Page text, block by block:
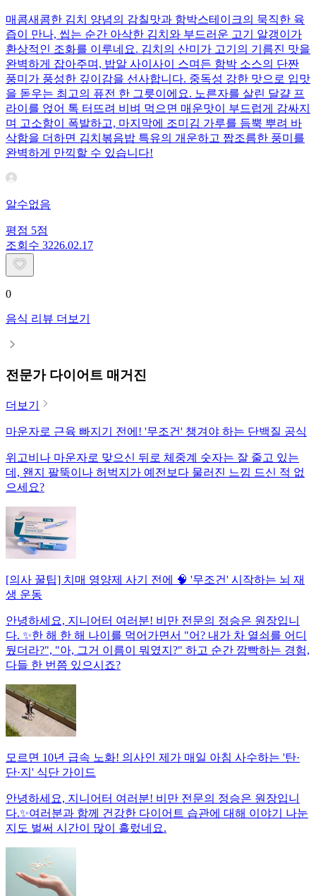
매콤새콤한 김치 양념의 감칠맛과 함박스테이크의 묵직한 육
즙이 만나, 씹는 순간 아삭한 김치와 부드러운 고기 알갱이가
환상적인 조화를 이루네요. 김치의 산미가 고기의 기름진 맛을
완벽하게 잡아주며, 밥알 사이사이 스며든 함박 소스의 단짠
풍미가 풍성한 깊이감을 선사합니다. 중독성 강한 맛으로 입맛
을 돋우는 최고의 퓨전 한 그릇이에요. 노른자를 살린 달걀 프
라이를 얹어 톡 터뜨려 비벼 먹으면 매운맛이 부드럽게 감싸지
며 고소함이 폭발하고, 마지막에 조미김 가루를 듬뿍 뿌려 바
삭함을 더하면 김치볶음밥 특유의 개운하고 짭조름한 풍미를
완벽하게 만끽할 수 있습니다!
알수없음
평점 5점
조회수 3226.02.17
0
음식 리뷰 더보기
전문가 다이어트 매거진
더보기
마운자로 근육 빠지기 전에! '무조건' 챙겨야 하는 단백질 공식
위고비나 마운자로 맞으신 뒤로 체중계 숫자는 잘 줄고 있는
데, 왠지 팔뚝이나 허벅지가 예전보다 물러진 느낌 드신 적 없
으세요?
[의사 꿀팁] 치매 영양제 사기 전에 🧠 '무조건' 시작하는 뇌 재
생 운동
안녕하세요, 지니어터 여러분! 비만 전문의 정승은 원장입니
다. ✨한 해 한 해 나이를 먹어가면서 "어? 내가 차 열쇠를 어디
뒀더라?", "아, 그거 이름이 뭐였지?" 하고 순간 깜빡하는 경험,
다들 한 번쯤 있으시죠?
모르면 10년 급속 노화! 의사인 제가 매일 아침 사수하는 '탄·
단·지' 식단 가이드
안녕하세요, 지니어터 여러분! 비만 전문의 정승은 원장입니
다.✨여러분과 함께 건강한 다이어트 습관에 대해 이야기 나눈
지도 벌써 시간이 많이 흘렀네요.